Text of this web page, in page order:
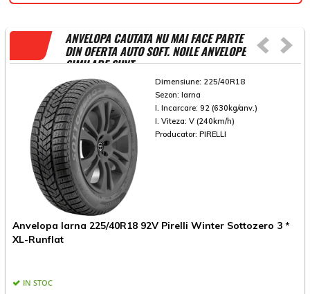
ANVELOPA CAUTATA NU MAI FACE PARTE
DIN OFERTA AUTO SOFT. NOILE ANVELOPE
SIMILARE SUNT
Dimensiune: 225/40R18
Sezon: Iarna
I. Incarcare: 92 (630kg/anv.)
I. Viteza: V (240km/h)
Producator: PIRELLI
Anvelopa Iarna 225/40R18 92V Pirelli Winter Sottozero 3 *
XL-Runflat
IN STOC